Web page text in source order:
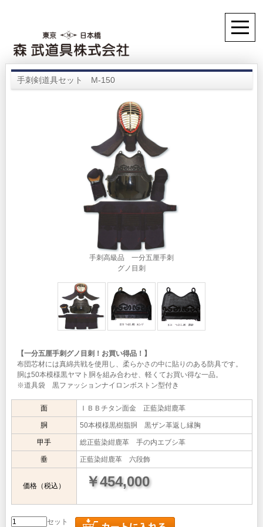
手刺剣道具セット M-150
手刺高級品 一分五厘手刺
グノ目刺
【一分五厘手刺グノ目刺！お買い得品！】
布団芯材には真綿共戦を使用し、柔らかさの中に貼りのある防具です。
胴は50本模様黒ヤマト胴を組み合わせ、軽くてお買い得な一品。
※道具袋 黒ファッションナイロンボストン型付き
面 ＩＢＢチタン面金 正藍染紺鹿革
胴 50本模様黒樹脂胴 黒ザン革返し縁胸
甲手 総正藍染紺鹿革 手の内エブシ革
垂 正藍染紺鹿革 六段飾
価格（税込） ￥454,000
セット